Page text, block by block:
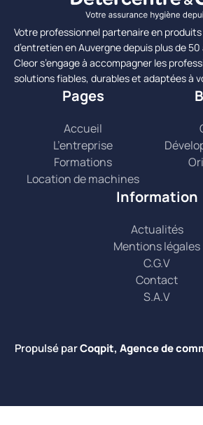
Votre professionnel partenaire en produits
d’entretien en Auvergne depuis plus de
Cleor s’engage à accompagner les
solutions fiables, durables et adaptées à
Pages
Accueil
L’entreprise
Formations
Location de machines
Information
Actualités
Mentions légales
C.G.V
Contact
S.A.V
Propulsé parCoqpit, Agence de